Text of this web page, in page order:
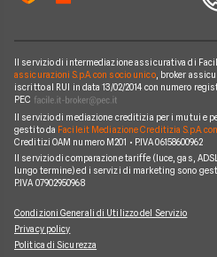
Il servizio di intermediazione assicurativa di
assicurazioni S.p.A. con socio unico, broker
iscritto al RUI in data 13/02/2014 con numero
PEC
Il servizio di mediazione creditizia per i mutui e
gestito da Facile.it Mediazione Creditizia S.p.A.
Creditizi OAM numero M201 • P.IVA 06158600962
Il servizio di comparazione tariffe (luce, gas,
lungo termine) ed i servizi di marketing sono
P.IVA 07902950968
Condizioni Generali di Utilizzo del Servizio
Privacy policy
Politica di Sicurezza